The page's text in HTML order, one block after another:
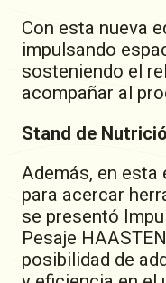
Con esta nueva
impulsando
sosteniendo el
acompañar al
Stand de
Además, en
para acercar
se presentó
Pesaje
posibilidad de